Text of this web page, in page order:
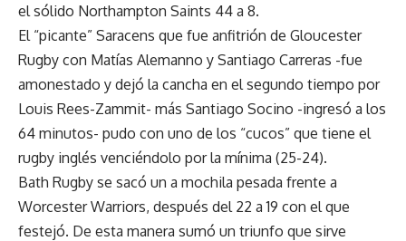
el sólido Northampton Saints 44 a 8.
El “picante” Saracens que fue anfitrión de Gloucester
Rugby con Matías Alemanno y Santiago Carreras -fue
amonestado y dejó la cancha en el segundo tiempo por
Louis Rees-Zammit- más Santiago Socino -ingresó a los
64 minutos- pudo con uno de los “cucos” que tiene el
rugby inglés venciéndolo por la mínima (25-24).
Bath Rugby se sacó un a mochila pesada frente a
Worcester Warriors, después del 22 a 19 con el que
festejó. De esta manera sumó un triunfo que sirve